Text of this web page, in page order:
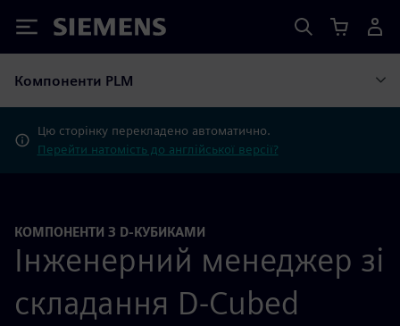
Siemens
Компоненти PLM
Цю сторінку перекладено автоматично.
Перейти натомість до англійської версії?
КОМПОНЕНТИ З D-КУБИКАМИ
Інженерний менеджер зі
складання D-Cubed